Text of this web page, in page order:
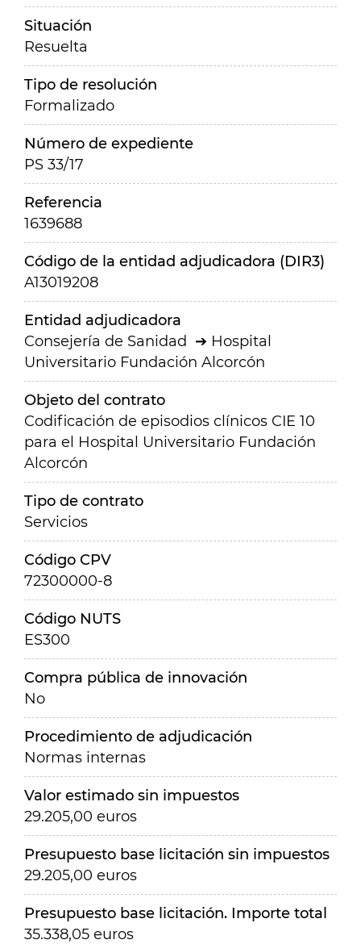
Situación
Resuelta
Tipo de resolución
Formalizado
Número de expediente
PS 33/17
Referencia
1639688
Código de la entidad adjudicadora (DIR3)
A13019208
Entidad adjudicadora
Consejería de Sanidad
Hospital
Universitario Fundación Alcorcón
Objeto del contrato
Codificación de episodios clínicos CIE 10
para el Hospital Universitario Fundación
Alcorcón
Tipo de contrato
Servicios
Código CPV
72300000-8
Código NUTS
ES300
Compra pública de innovación
No
Procedimiento de adjudicación
Normas internas
Valor estimado sin impuestos
29.205,00 euros
Presupuesto base licitación sin impuestos
29.205,00 euros
Presupuesto base licitación. Importe total
35.338,05 euros